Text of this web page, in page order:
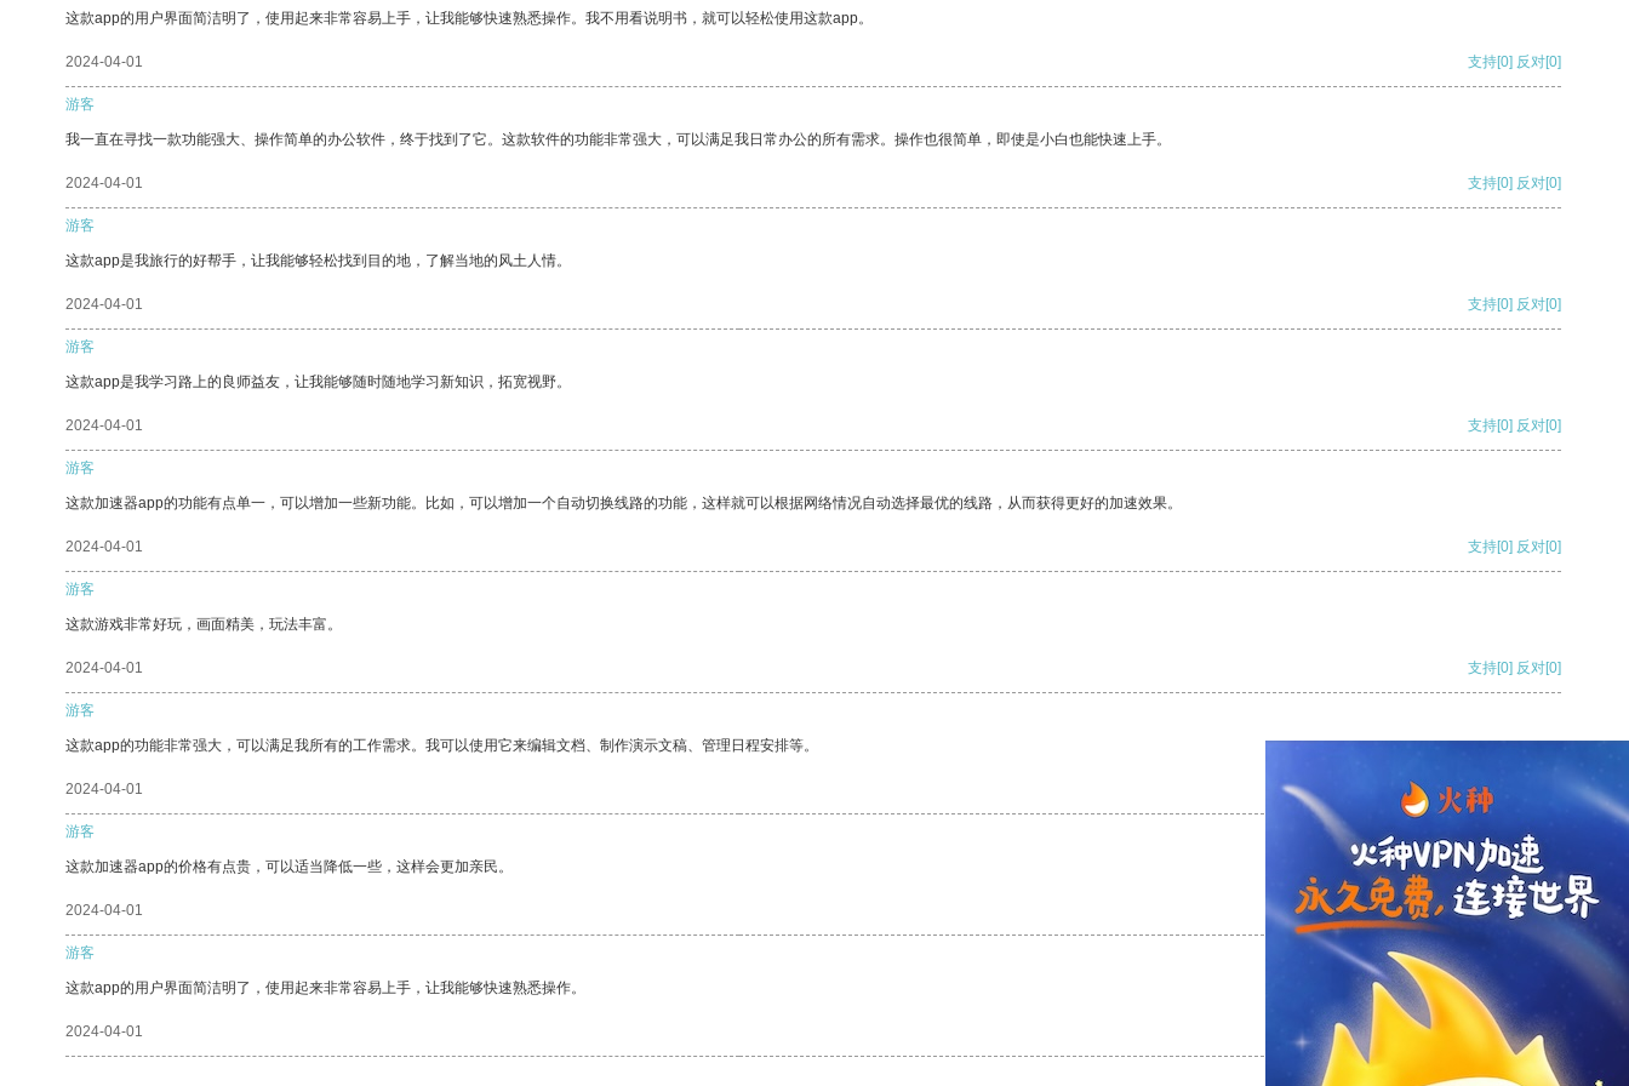
这款app的用户界面简洁明了，使用起来非常容易上手，让我能够快速熟悉操作。我不用看说明书，就可以轻松使用这款app。
2024-04-01 支持[0] 反对[0]
游客
我一直在寻找一款功能强大、操作简单的办公软件，终于找到了它。这款软件的功能非常强大，可以满足我日常办公的所有需求。操作也很简单，即使是小白也能快速上手。
2024-04-01 支持[0] 反对[0]
游客
这款app是我旅行的好帮手，让我能够轻松找到目的地，了解当地的风土人情。
2024-04-01 支持[0] 反对[0]
游客
这款app是我学习路上的良师益友，让我能够随时随地学习新知识，拓宽视野。
2024-04-01 支持[0] 反对[0]
游客
这款加速器app的功能有点单一，可以增加一些新功能。比如，可以增加一个自动切换线路的功能，这样就可以根据网络情况自动选择最优的线路，从而获得更好的加速效果。
2024-04-01 支持[0] 反对[0]
游客
这款游戏非常好玩，画面精美，玩法丰富。
2024-04-01 支持[0] 反对[0]
游客
这款app的功能非常强大，可以满足我所有的工作需求。我可以使用它来编辑文档、制作演示文稿、管理日程安排等。
2024-04-01 支持
游客
这款加速器app的价格有点贵，可以适当降低一些，这样会更加亲民。
2024-04-01 支持[0] 反对[0]
游客
这款app的用户界面简洁明了，使用起来非常容易上手，让我能够快速熟悉操作。
2024-04-01 支持[0] 反对[0]